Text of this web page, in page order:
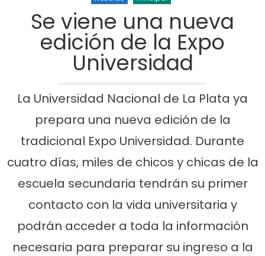
Se viene una nueva
edición de la Expo
Universidad
La Universidad Nacional de La Plata ya
prepara una nueva edición de la
tradicional Expo Universidad. Durante
cuatro días, miles de chicos y chicas de la
escuela secundaria tendrán su primer
contacto con la vida universitaria y
podrán acceder a toda la información
necesaria para preparar su ingreso a la